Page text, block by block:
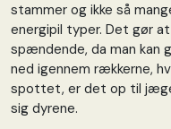
stammer og ikke så
energipil typer. Det gør
spændende, da man kan
ned igennem rækkerne,
spottet, er det op til
sig dyrene.